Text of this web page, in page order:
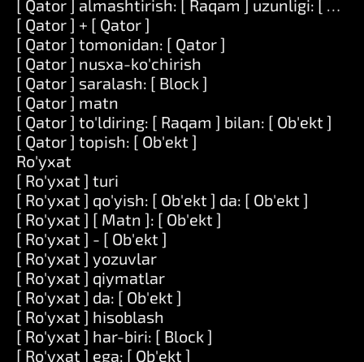
[ Qator ] almashtirish: [ Raqam ] uzunligi: [
[ Qator ] + [ Qator ]
[ Qator ] tomonidan: [ Qator ]
[ Qator ] nusxa-ko'chirish
[ Qator ] saralash: [ Block ]
[ Qator ] matn
[ Qator ] to'ldiring: [ Raqam ] bilan: [ Ob'ekt ]
[ Qator ] topish: [ Ob'ekt ]
Ro'yxat
[ Ro'yxat ] turi
[ Ro'yxat ] qo'yish: [ Ob'ekt ] da: [ Ob'ekt ]
[ Ro'yxat ] [ Matn ]: [ Ob'ekt ]
[ Ro'yxat ] - [ Ob'ekt ]
[ Ro'yxat ] yozuvlar
[ Ro'yxat ] qiymatlar
[ Ro'yxat ] da: [ Ob'ekt ]
[ Ro'yxat ] hisoblash
[ Ro'yxat ] har-biri: [ Block ]
[ Ro'yxat ] ega: [ Ob'ekt ]